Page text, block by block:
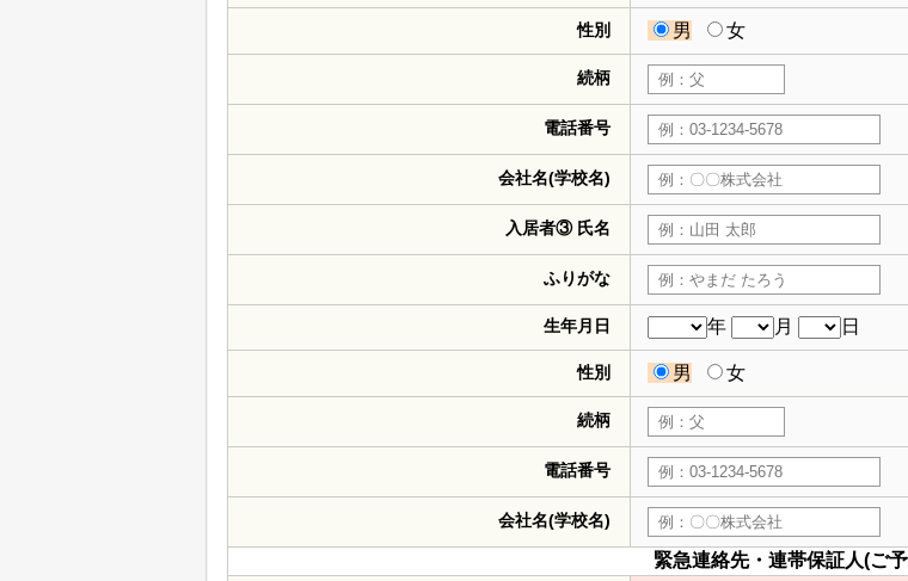
性別 男 女
続柄
電話番号
会社名(学校名)
入居者③ 氏名
ふりがな
生年月日 年 月 日
性別 男 女
続柄
電話番号
会社名(学校名)
緊急連絡先・連帯保証人(ご